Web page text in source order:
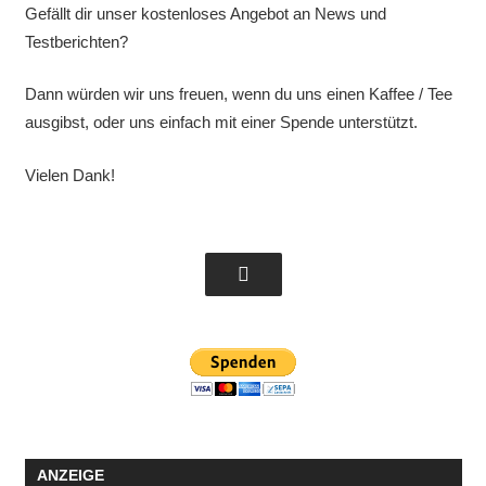
Gefällt dir unser kostenloses Angebot an News und
Testberichten?
Dann würden wir uns freuen, wenn du uns einen Kaffee / Tee
ausgibst, oder uns einfach mit einer Spende unterstützt.
Vielen Dank!
ANZEIGE